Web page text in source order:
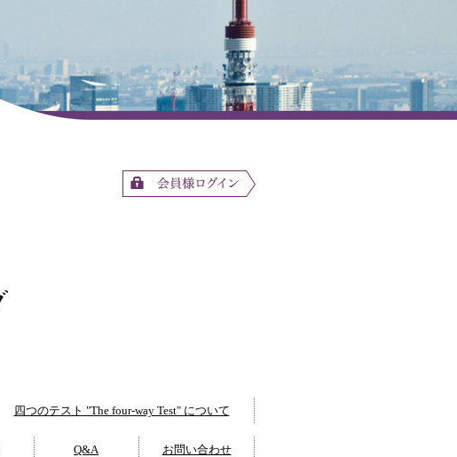
四つのテスト "The four-way Test" について
Q&A お問い合わせ